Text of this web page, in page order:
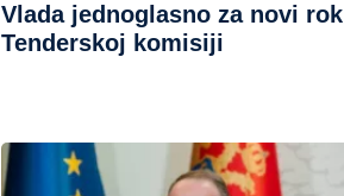
Vlada jednoglasno za novi rok
Tenderskoj komisiji